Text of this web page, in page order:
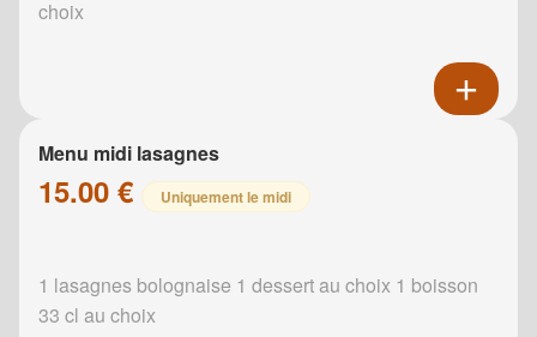
choix
Menu midi lasagnes
15.00 € Uniquement le midi
1 lasagnes bolognaise 1 dessert au choix 1 boisson
33 cl au choix